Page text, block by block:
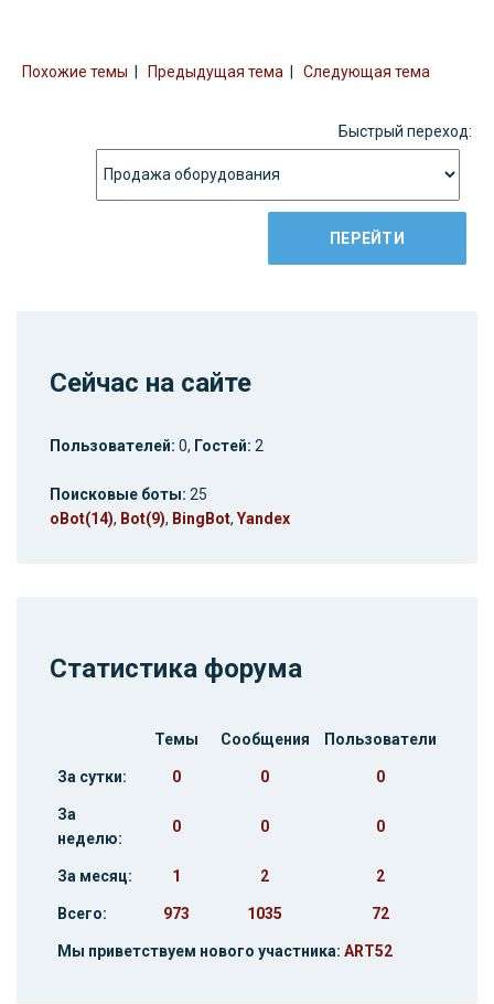
Похожие темы Предыдущая тема Следующая тема
Быстрый переход:
Сейчас на сайте
Пользователей: 0, Гостей: 2
Поисковые боты: 25
oBot(14), Bot(9), BingBot, Yandex
Статистика форума
Темы Сообщения Пользователи
За сутки: 0 0 0
За
неделю:
0 0 0
За месяц: 1 2 2
Всего: 973 1035 72
Мы приветствуем нового участника: ART52